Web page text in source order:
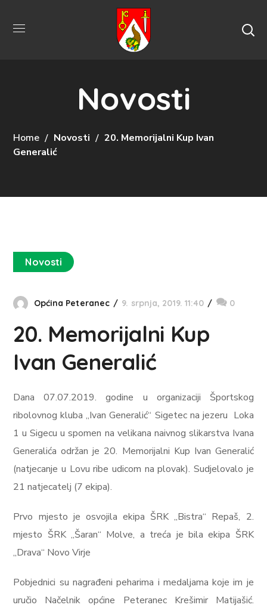
Novosti
Home Novosti
20. Memorijalni Kup Ivan
Generalić
Novosti
Općina Peteranec 9. srpnja, 2019. 11:40 0
20. Memorijalni Kup
Ivan Generalić
Dana 07.07.2019. godine u organizaciji Športskog
ribolovnog kluba „Ivan Generalić“ Sigetec na jezeru Loka
1 u Sigecu u spomen na velikana naivnog slikarstva Ivana
Generalića održan je 20. Memorijalni Kup Ivan Generalić
(natjecanje u Lovu ribe udicom na plovak). Sudjelovalo je
21 natjecatelj (7 ekipa).
Prvo mjesto je osvojila ekipa ŠRK „Bistra“ Repaš, 2.
mjesto ŠRK „Šaran“ Molve, a treća je bila ekipa ŠRK
„Drava“ Novo Virje
Pobjednici su nagrađeni peharima i medaljama koje im je
uručio Načelnik općine Peteranec Krešimir Matijašić.